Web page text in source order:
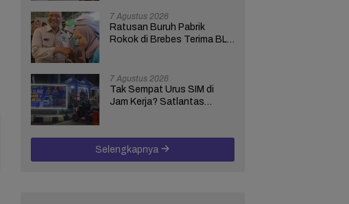
Bupati Anom
7 Agustus 2026
Ratusan Buruh Pabrik
Rokok di Brebes Terima BLT
7 Agustus 2026
Tak Sempat Urus SIM di
Jam Kerja? Satlantas
Hari
Selengkapnya